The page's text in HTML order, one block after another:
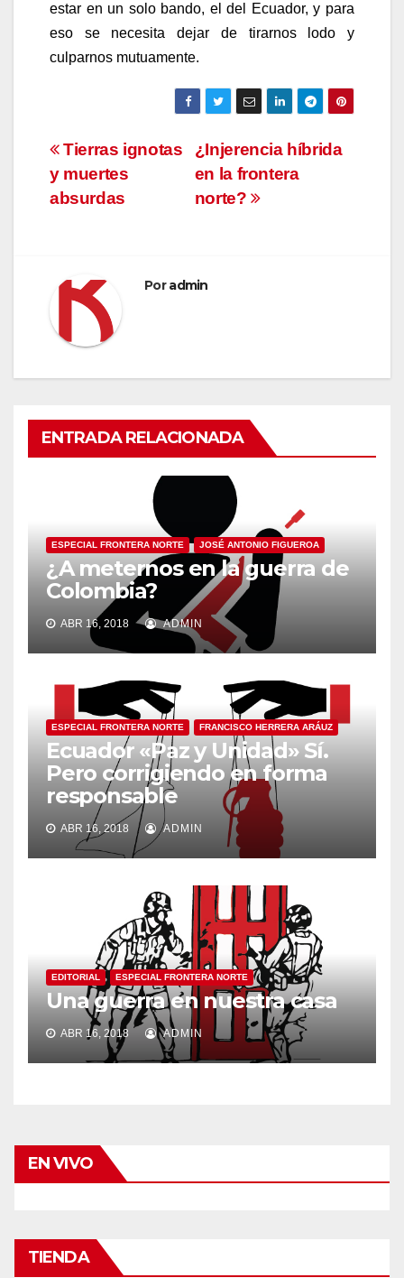
estar en un solo bando, el del Ecuador, y para
eso se necesita dejar de tirarnos lodo y
culparnos mutuamente.
Navegación
de
¿Injerencia híbrida
en la frontera
norte?
Tierras ignotas
y muertes
absurdas
Poradmin
ENTRADA RELACIONADA
ESPECIAL FRONTERA NORTE JOSÉ ANTONIO FIGUEROA
¿A meternos en la guerra de
Colombia?
ABR 16, 2018 ADMIN
ESPECIAL FRONTERA NORTE FRANCISCO HERRERA ARÁUZ
Ecuador «Paz y Unidad» Sí.
Pero corrigiendo en forma
responsable
ABR 16, 2018 ADMIN
EDITORIAL ESPECIAL FRONTERA NORTE
Una guerra en nuestra casa
ABR 16, 2018 ADMIN
EN VIVO
TIENDA